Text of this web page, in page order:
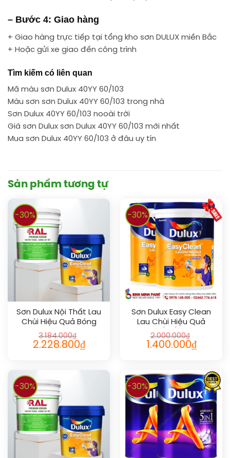
– Bước 4: Giao hàng
+ Giao hàng trực tiếp tại tổng kho sơn DULUX miền Bắc
+ Hoặc gửi xe giao đến công trình
Tìm kiếm có liên quan
Mã màu sơn Dulux 40YY 60/103
Màu sơn sơn Dulux 40YY 60/103 trong nhà
Sơn Dulux 40YY 60/103 nooài trời
Giá sơn Dulux sơn Dulux 40YY 60/103 mới nhất
Mua sơn Dulux 40YY 60/103 ở đâu uy tín
Sản phẩm tương tự
-30%
Sơn Dulux Nội Thất Lau
Chùi Hiệu Quả Bóng
3.184.000₫
2.228.800₫
-30%
Sơn Dulux Easy Clean
Lau Chùi Hiệu Quả
(1L/5L/18L)
2.000.000₫
1.400.000₫
-30% -30%